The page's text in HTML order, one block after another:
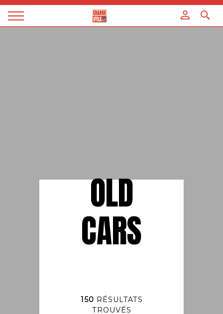
Magazine
OLD
CARS
150 RÉSULTATS
TROUVÉS
Panneau de gestion des cookies